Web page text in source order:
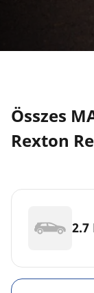
Összes
Rexton
2.7